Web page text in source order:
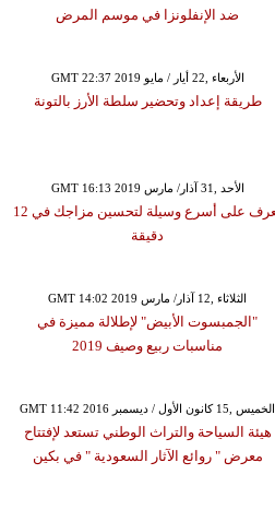
ضد الإنفلونزا في موسم المرض
GMT 22:37 2019 الأربعاء ,22 أيار / مايو
طريقة إعداد وتحضير سلطة الأرز بالتونة
GMT 16:13 2019 الأحد ,31 آذار/ مارس
تعرف على أسرع وسيلة لتحسين مزاجك في 12
دقيقة
GMT 14:02 2019 الثلاثاء ,12 آذار/ مارس
"الجمبسوت الأبيض" لإطلالة مميزة في
مناسبات ربيع وصيف 2019
GMT 11:42 2016 الخميس ,15 كانون الأول / ديسمبر
هيئة السياحة والتراث الوطني تستعد لإفتتاح
معرض " روائع الآثار السعودية " في بكين